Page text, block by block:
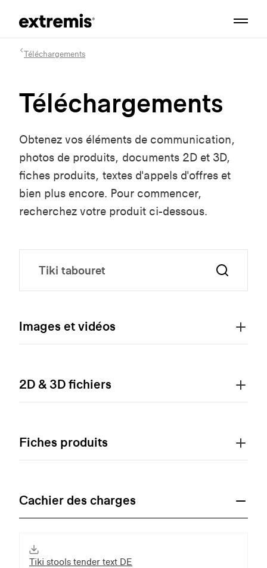
Téléchargements
Téléchargements
Obtenez vos éléments de communication,
photos de produits, documents 2D et 3D,
fiches produits, textes d'appels d'offres et
bien plus encore. Pour commencer,
recherchez votre produit ci-dessous.
Images et vidéos
2D & 3D fichiers
Fiches produits
Cachier des charges
Tiki stools tender text DE